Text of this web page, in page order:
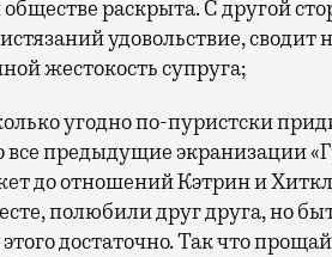
обществе раскрыта. С другой
удовольствие, сводит
жестокость супруга;
угодно по-пуристски
все предыдущие экранизации
до отношений Кэтрин и
полюбили друг друга, но
достаточно. Так что